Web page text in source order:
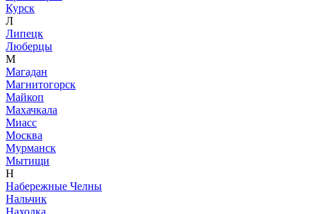
Курск
Л
Липецк
Люберцы
М
Магадан
Магнитогорск
Майкоп
Махачкала
Миасс
Москва
Мурманск
Мытищи
Н
Набережные Челны
Нальчик